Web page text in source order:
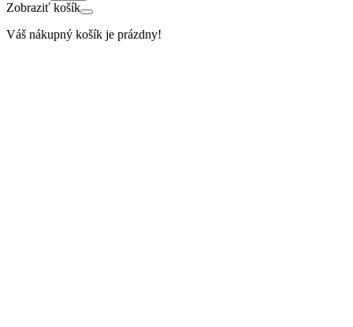
Zobraziť košík
Váš nákupný košík je prázdny!